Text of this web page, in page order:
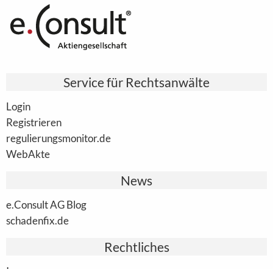
Service für Rechtsanwälte
Login
Registrieren
regulierungsmonitor.de
WebAkte
News
e.Consult AG Blog
schadenfix.de
Rechtliches